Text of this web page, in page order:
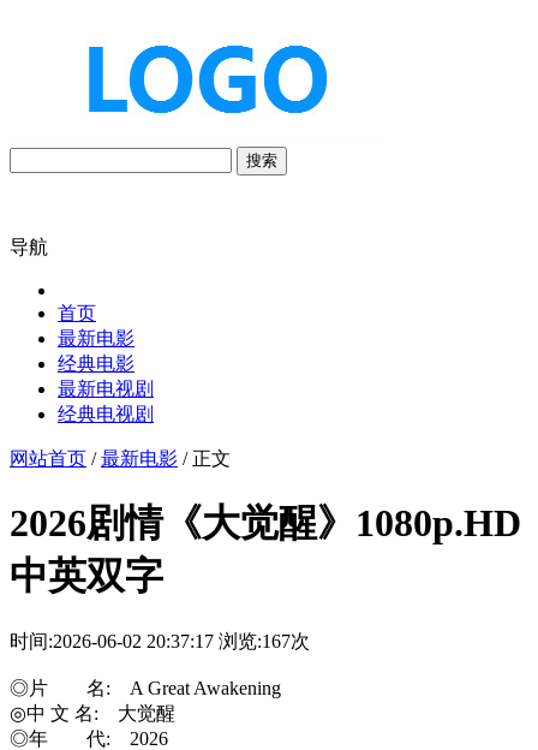
搜索
导航
首页
最新电影
经典电影
最新电视剧
经典电视剧
网站首页 /最新电影 / 正文
2026剧情《大觉醒》1080p.HD
中英双字
时间:2026-06-02 20:37:17 浏览:167次
◎片 名: A Great Awakening
◎中 文 名: 大觉醒
◎年 代: 2026